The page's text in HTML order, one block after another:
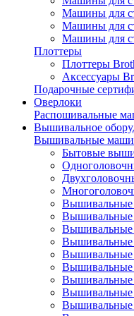
Машины для
Машины для
Машины для
Плоттеры
Плоттеры
Аксессуары
Подарочные
Оверлоки
Распошивальные
Вышивальное
Вышивальные
Бытовые
Вышивальные